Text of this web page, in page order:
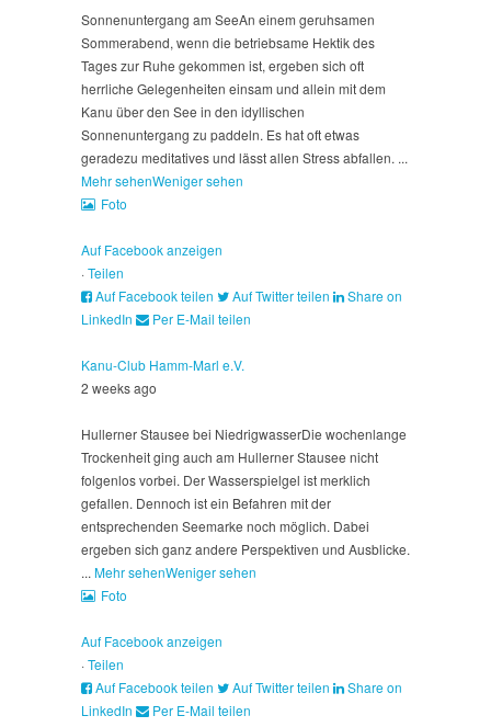
Sonnenuntergang am SeeAn einem geruhsamen
Sommerabend, wenn die betriebsame Hektik des
Tages zur Ruhe gekommen ist, ergeben sich oft
herrliche Gelegenheiten einsam und allein mit dem
Kanu über den See in den idyllischen
Sonnenuntergang zu paddeln. Es hat oft etwas
geradezu meditatives und lässt allen Stress abfallen. ...
Mehr sehenWeniger sehen
Foto
Auf Facebook anzeigen
·Teilen
Auf Facebook teilen
Auf Twitter teilen
Share on
LinkedIn
Per E-Mail teilen
Kanu-Club Hamm-Marl e.V.
2 weeks ago
Hullerner Stausee bei NiedrigwasserDie wochenlange
Trockenheit ging auch am Hullerner Stausee nicht
folgenlos vorbei. Der Wasserspielgel ist merklich
gefallen. Dennoch ist ein Befahren mit der
entsprechenden Seemarke noch möglich. Dabei
ergeben sich ganz andere Perspektiven und Ausblicke.
... Mehr sehenWeniger sehen
Foto
Auf Facebook anzeigen
·Teilen
Auf Facebook teilen
Auf Twitter teilen
Share on
LinkedIn
Per E-Mail teilen